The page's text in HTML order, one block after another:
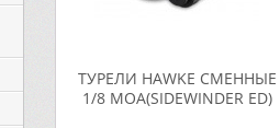
ТУРЕЛИ HAWKE СМЕННЫЕ
1/8 МОА(SIDEWINDER ED)